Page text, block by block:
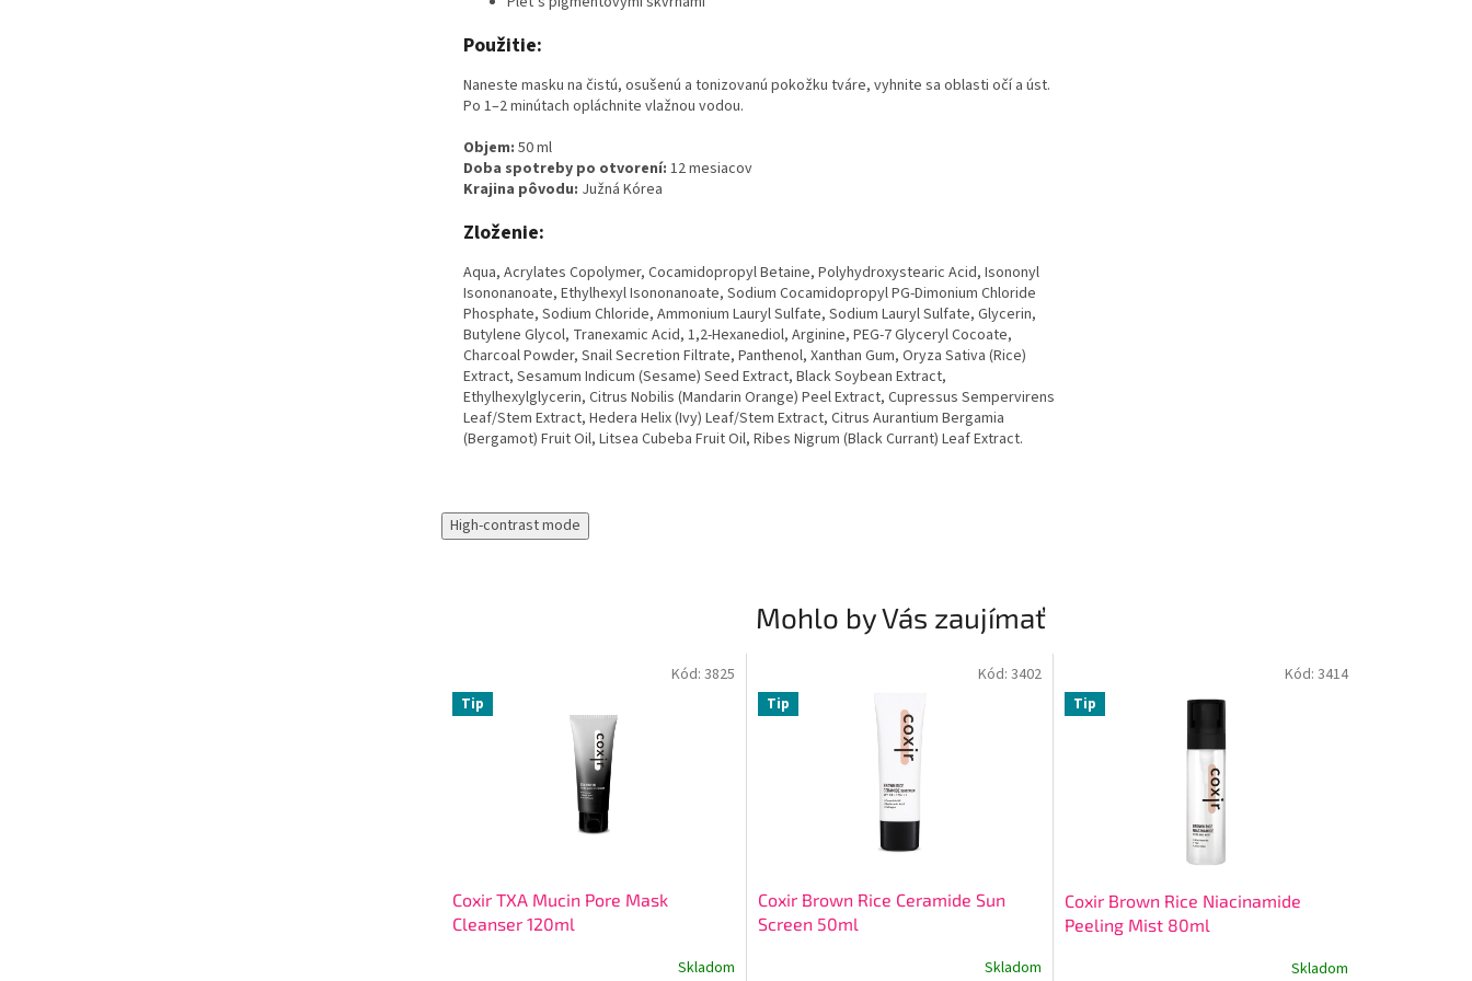
Použitie:
Naneste masku na čistú, osušenú a tonizovanú pokožku tváre, vyhnite sa oblasti očí a úst.
Po 1–2 minútach opláchnite vlažnou vodou.
Objem: 50 ml
Doba spotreby po otvorení: 12 mesiacov
Krajina pôvodu: Južná Kórea
Zloženie:
Aqua, Acrylates Copolymer, Cocamidopropyl Betaine, Polyhydroxystearic Acid, Isononyl
Isononanoate, Ethylhexyl Isononanoate, Sodium Cocamidopropyl PG-Dimonium Chloride
Phosphate, Sodium Chloride, Ammonium Lauryl Sulfate, Sodium Lauryl Sulfate, Glycerin,
Butylene Glycol, Tranexamic Acid, 1,2-Hexanediol, Arginine, PEG-7 Glyceryl Cocoate,
Charcoal Powder, Snail Secretion Filtrate, Panthenol, Xanthan Gum, Oryza Sativa (Rice)
Extract, Sesamum Indicum (Sesame) Seed Extract, Black Soybean Extract,
Ethylhexylglycerin, Citrus Nobilis (Mandarin Orange) Peel Extract, Cupressus Sempervirens
Leaf/Stem Extract, Hedera Helix (Ivy) Leaf/Stem Extract, Citrus Aurantium Bergamia
(Bergamot) Fruit Oil, Litsea Cubeba Fruit Oil, Ribes Nigrum (Black Currant) Leaf Extract.
High-contrast mode
Mohlo by Vás zaujímať
Tip
Coxir TXA Mucin Pore Mask
Cleanser 120ml
Skladom
Kód:3825
Tip
Coxir Brown Rice Ceramide Sun
Screen 50ml
Skladom
Kód: 3402
Tip
Coxir Brown Rice Niacinamide
Peeling Mist 80ml
Skladom
Kód: 3414